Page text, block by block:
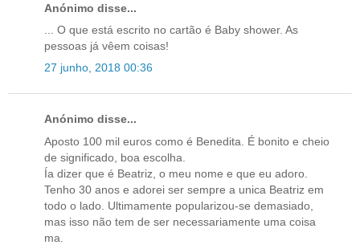
Anónimo disse...
... O que está escrito no cartão é Baby shower. As
pessoas já vêem coisas!
27 junho, 2018 00:36
Anónimo disse...
Aposto 100 mil euros como é Benedita. É bonito e cheio
de significado, boa escolha.
Ía dizer que é Beatriz, o meu nome e que eu adoro.
Tenho 30 anos e adorei ser sempre a unica Beatriz em
todo o lado. Ultimamente popularizou-se demasiado,
mas isso não tem de ser necessariamente uma coisa
ma.